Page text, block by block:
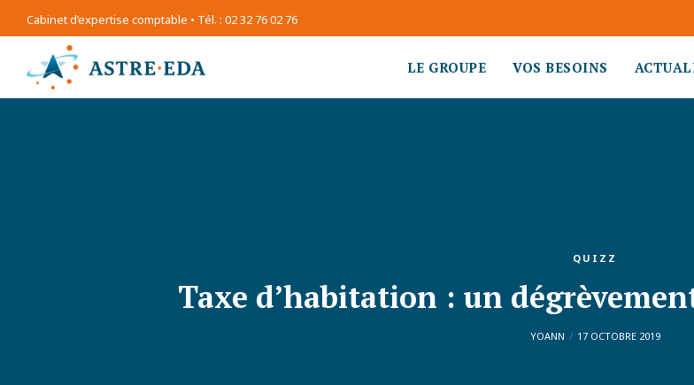
Cabinet d’expertise comptable • Tél. : 02 32 76 02 76
LE GROUPE VOS BESOINS
QUIZZ
Taxe d’habitation : un
YOANN 17 OCTOBRE 2019